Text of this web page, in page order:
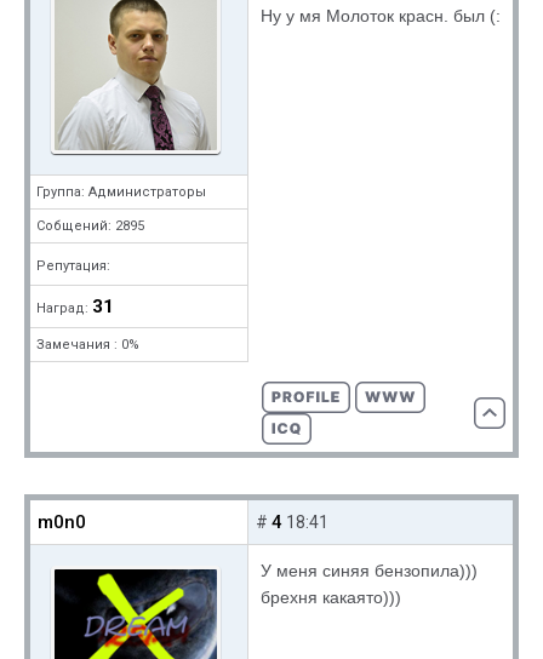
Группа: Администраторы
Собщений: 2895
Репутация:
Наград: 31
Замечания : 0%
Ну у мя Молоток красн. был (:
m0n0 # 4 18:41
У меня синяя бензопила)))
брехня какаято)))